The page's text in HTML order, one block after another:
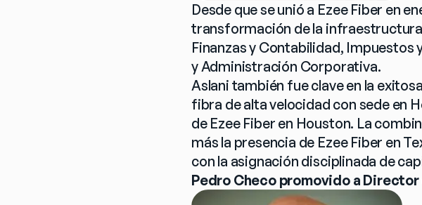
Desde que se unió a Ezee Fiber en
transformación de la
Finanzas y Contabilidad,
y Administración Corporativa.
Aslani también fue clave en la
fibra de alta velocidad con sede en
de Ezee Fiber en Houston. La
más la presencia de Ezee Fiber en
con la asignación disciplinada de
Pedro Checo promovido a